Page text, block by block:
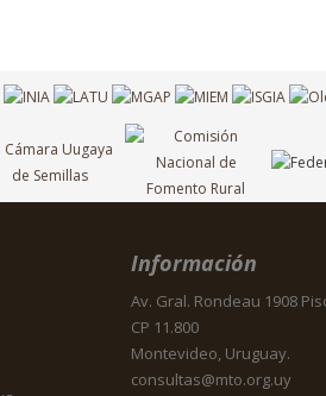
Información
Av. Gral. Rondeau 1908
CP 11.800
Montevideo, Uruguay.
consultas@mto.org.uy